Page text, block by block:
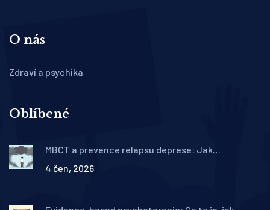
O nás
Zdraví a psychika
Oblíbené
MBCT a prevence relapsu deprese: Jak
4 čen, 2026